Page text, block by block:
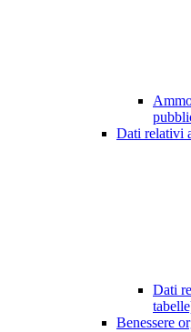
Dati relativi
Dati
Benessere